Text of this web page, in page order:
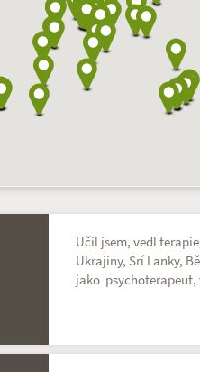
Učil jsem, vedl
Ukrajiny, Srí Lanky,
jako psychoterapeut,